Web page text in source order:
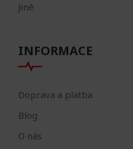
Jiné
INFORMACE
Doprava a platba
Blog
O nás